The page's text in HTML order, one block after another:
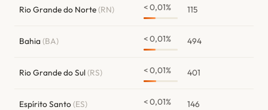
Rio Grande do Norte(RN) < 0,01% 115
Bahia (BA) < 0,01% 494
Rio Grande do Sul(RS) < 0,01% 401
Espírito Santo(ES) < 0,01% 146